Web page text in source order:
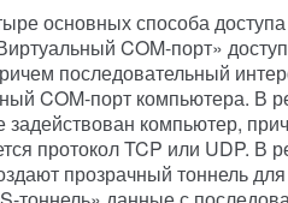
основных способа
COM-порт» доступ
последовательный
COM-порт компьютера. В
задействован компьютер,
протокол TCP или UDP. В
прозрачный тоннель